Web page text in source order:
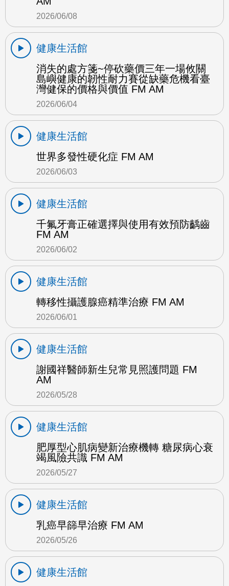
2026/06/08
健康生活館
消失的處方箋~停砍藥價三年一場攸關
島嶼健康的韌性耐力賽從缺藥危機看臺
灣健保的價格與價值 FM AM
2026/06/04
健康生活館
世界多發性硬化症 FM AM
2026/06/03
健康生活館
千氟牙膏正確選擇與使用有效預防齲齒
FM AM
2026/06/02
健康生活館
轉移性攝護腺癌精準治療 FM AM
2026/06/01
健康生活館
謝國祥醫師新生兒常見照護問題 FM
AM
2026/05/28
健康生活館
肥厚型心肌病變新治療機轉 糖尿病心衰
竭風險共識 FM AM
2026/05/27
健康生活館
乳癌早篩早治療 FM AM
2026/05/26
健康生活館